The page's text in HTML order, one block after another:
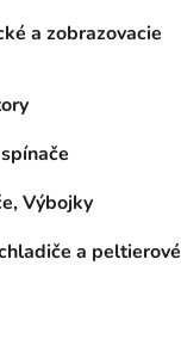
a zobrazovacie
Výbojky
a peltierové